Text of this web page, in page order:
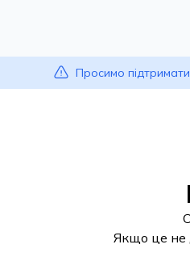
Просимо підтримати
Якщо це не